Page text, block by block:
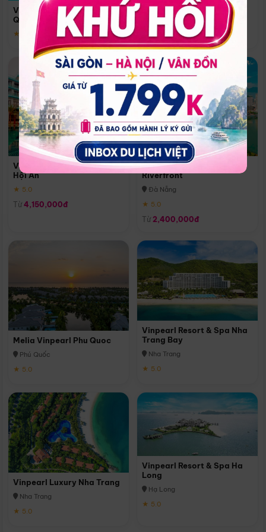
Vinpearl Resort & Spa Phu
Quoc
★ 5.0
Quoc
Phú Quốc
★ 5.0
Vinpearl Resort & Golf Nam
Hội An
★ 5.0
Từ 4,150,000đ
Melia Vinpearl Danang
Riverfront
Đà Nẵng
★ 5.0
Từ 2,400,000đ
Melia Vinpearl Phu Quoc
Phú Quốc
★ 5.0
Vinpearl Resort & Spa Nha
Trang Bay
Nha Trang
★ 5.0
Vinpearl Luxury Nha Trang
Nha Trang
★ 5.0
Vinpearl Resort & Spa Ha
Long
Hạ Long
★ 5.0